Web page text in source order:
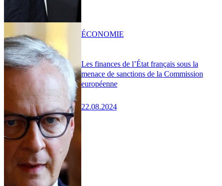
Les finances de l’État français sous la
menace de sanctions de la Commission
européenne
22.08.2024
ÉCONOMIE